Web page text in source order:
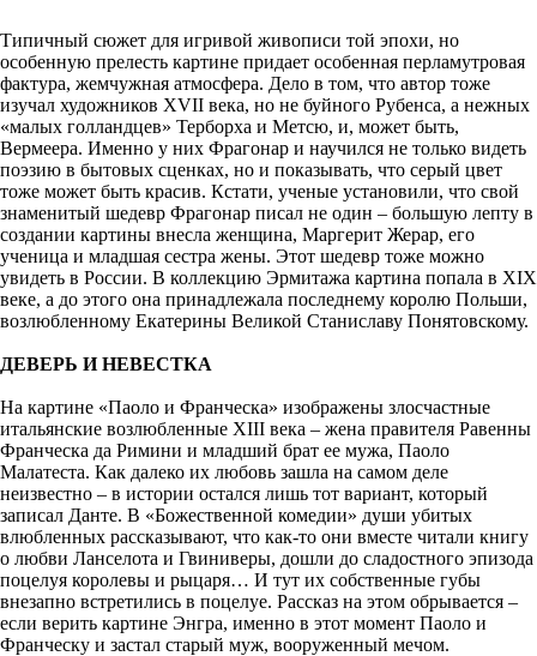
Типичный сюжет для игривой живописи той эпохи, но
особенную прелесть картине придает особенная перламутровая
фактура, жемчужная атмосфера. Дело в том, что автор тоже
изучал художников XVII века, но не буйного Рубенса, а нежных
«малых голландцев» Терборха и Метсю, и, может быть,
Вермеера. Именно у них Фрагонар и научился не только видеть
поэзию в бытовых сценках, но и показывать, что серый цвет
тоже может быть красив. Кстати, ученые установили, что свой
знаменитый шедевр Фрагонар писал не один – большую лепту в
создании картины внесла женщина, Маргерит Жерар, его
ученица и младшая сестра жены. Этот шедевр тоже можно
увидеть в России. В коллекцию Эрмитажа картина попала в XIX
веке, а до этого она принадлежала последнему королю Польши,
возлюбленному Екатерины Великой Станиславу Понятовскому.
ДЕВЕРЬ И НЕВЕСТКА
На картине «Паоло и Франческа» изображены злосчастные
итальянские возлюбленные XIII века – жена правителя Равенны
Франческа да Римини и младший брат ее мужа, Паоло
Малатеста. Как далеко их любовь зашла на самом деле
неизвестно – в истории остался лишь тот вариант, который
записал Данте. В «Божественной комедии» души убитых
влюбленных рассказывают, что как-то они вместе читали книгу
о любви Ланселота и Гвиниверы, дошли до сладостного эпизода
поцелуя королевы и рыцаря… И тут их собственные губы
внезапно встретились в поцелуе. Рассказ на этом обрывается –
если верить картине Энгра, именно в этот момент Паоло и
Франческу и застал старый муж, вооруженный мечом.